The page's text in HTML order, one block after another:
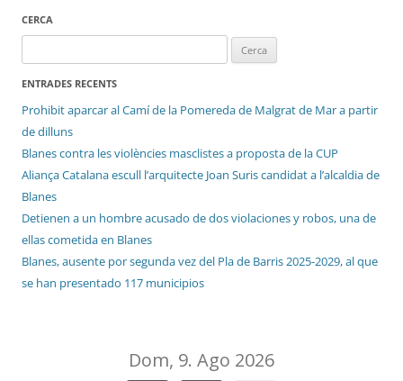
CERCA
ENTRADES RECENTS
Prohibit aparcar al Camí de la Pomereda de Malgrat de Mar a partir
de dilluns
Blanes contra les violències masclistes a proposta de la CUP
Aliança Catalana escull l’arquitecte Joan Suris candidat a l’alcaldia de
Blanes
Detienen a un hombre acusado de dos violaciones y robos, una de
ellas cometida en Blanes
Blanes, ausente por segunda vez del Pla de Barris 2025-2029, al que
se han presentado 117 municipios